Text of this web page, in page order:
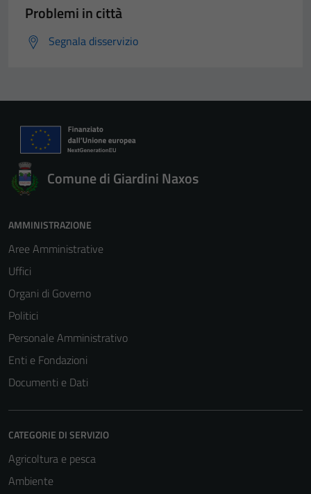
Problemi in città
Segnala disservizio
Comune di Giardini Naxos
AMMINISTRAZIONE
Aree Amministrative
Uffici
Organi di Governo
Politici
Personale Amministrativo
Enti e Fondazioni
Documenti e Dati
CATEGORIE DI SERVIZIO
Agricoltura e pesca
Ambiente